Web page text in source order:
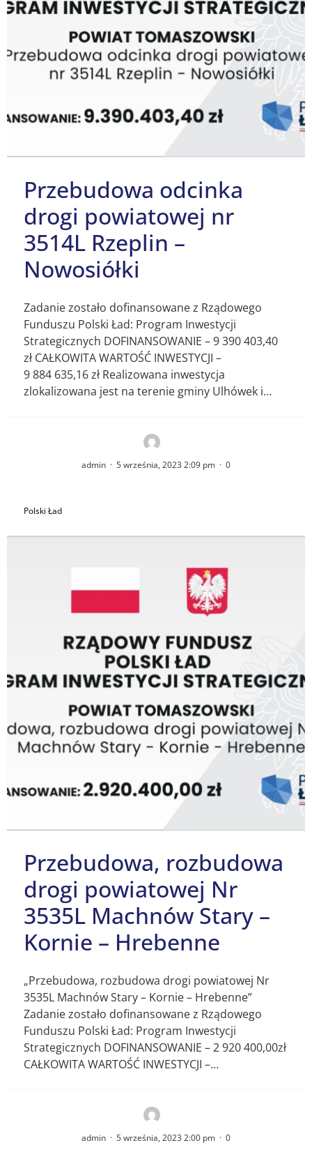
Przebudowa odcinka
drogi powiatowej nr
3514L Rzeplin –
Nowosiółki
Zadanie zostało dofinansowane z Rządowego
Funduszu Polski Ład: Program Inwestycji
Strategicznych DOFINANSOWANIE – 9 390 403,40
zł CAŁKOWITA WARTOŚĆ INWESTYCJI –
9 884 635,16 zł Realizowana inwestycja
zlokalizowana jest na terenie gminy Ulhówek i…
admin · 5 września, 2023 2:09 pm · 0
Polski Ład
Przebudowa, rozbudowa
drogi powiatowej Nr
3535L Machnów Stary –
Kornie – Hrebenne
„Przebudowa, rozbudowa drogi powiatowej Nr
3535L Machnów Stary – Kornie – Hrebenne”
Zadanie zostało dofinansowane z Rządowego
Funduszu Polski Ład: Program Inwestycji
Strategicznych DOFINANSOWANIE – 2 920 400,00zł
CAŁKOWITA WARTOŚĆ INWESTYCJI –…
admin · 5 września, 2023 2:00 pm · 0